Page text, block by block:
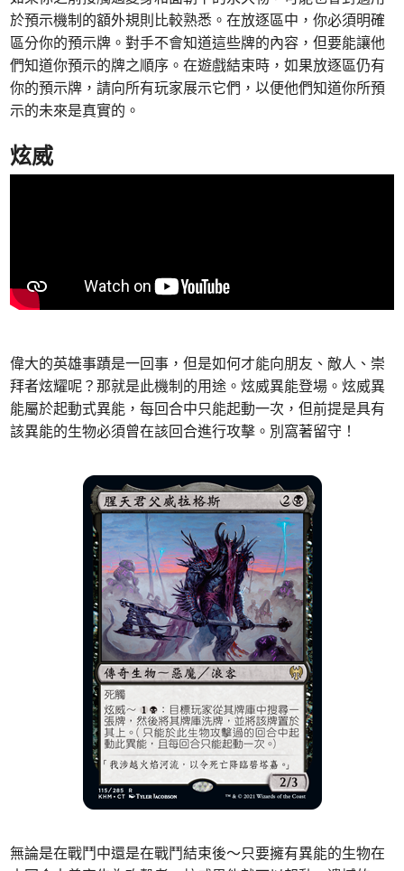
於預示機制的額外規則比較熟悉。在放逐區中，你必須明確
區分你的預示牌。對手不會知道這些牌的內容，但要能讓他
們知道你預示的牌之順序。在遊戲結束時，如果放逐區仍有
你的預示牌，請向所有玩家展示它們，以便他們知道你所預
示的未來是真實的。
炫威
偉大的英雄事蹟是一回事，但是如何才能向朋友、敵人、崇
拜者炫耀呢？那就是此機制的用途。炫威異能登場。炫威異
能屬於起動式異能，每回合中只能起動一次，但前提是具有
該異能的生物必須曾在該回合進行攻擊。別窩著留守！
無論是在戰鬥中還是在戰鬥結束後～只要擁有異能的生物在